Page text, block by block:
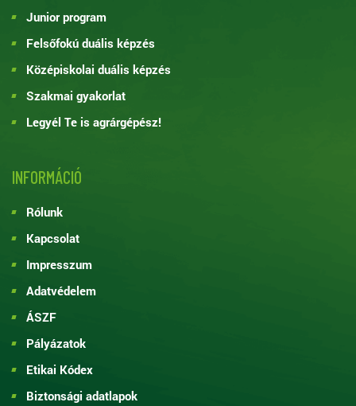
Junior program
Felsőfokú duális képzés
Középiskolai duális képzés
Szakmai gyakorlat
Legyél Te is agrárgépész!
INFORMÁCIÓ
Rólunk
Kapcsolat
Impresszum
Adatvédelem
ÁSZF
Pályázatok
Etikai Kódex
Biztonsági adatlapok